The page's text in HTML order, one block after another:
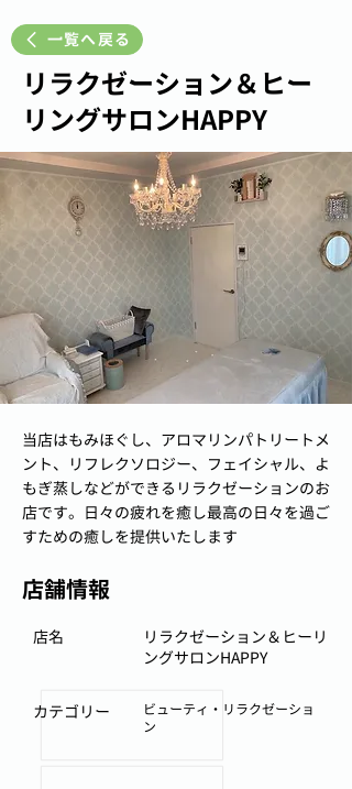
一覧へ戻る
リラクゼーション＆ヒー
リングサロンHAPPY
当店はもみほぐし、アロマリンパトリートメ
ント、リフレクソロジー、フェイシャル、よ
もぎ蒸しなどができるリラクゼーションのお
店です。日々の疲れを癒し最高の日々を過ご
すための癒しを提供いたします
店舗情報
リラクゼーション＆ヒーリ
ングサロンHAPPY
店名
ビューティ・リラクゼーショ
ン
カテゴリー